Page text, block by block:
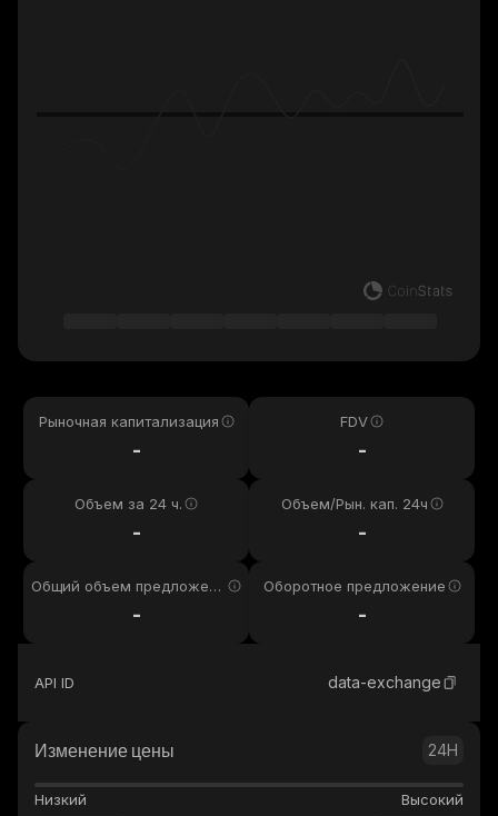
Рыночная капитализация
-
FDV
-
Объем за 24 ч.
-
Объем/Рын. кап. 24ч
-
Общий объем предложени
-
Оборотное предложение
-
API ID data-exchange
Изменение цены 24H
Низкий Высокий